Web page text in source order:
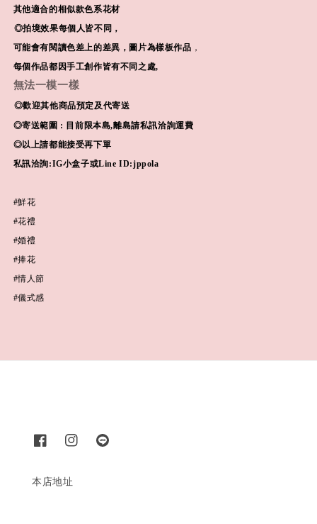
其他適合的相似款色系花材
◎拍境效果每個人皆不同，
可能會有閱讀色差上的差異， 圖片為樣板作品 ，
每個作品都因手工創作皆有不同之處,
無法一模一樣
◎歡迎其他商品預定及代寄送
◎寄送範圍 : 目前限本島,離島請私訊洽詢運費
◎以上請都能接受再下單
私訊洽詢:IG小盒子或Line ID:jppola
#鮮花
#花禮
#婚禮
#捧花
#情人節
#儀式感
本店地址